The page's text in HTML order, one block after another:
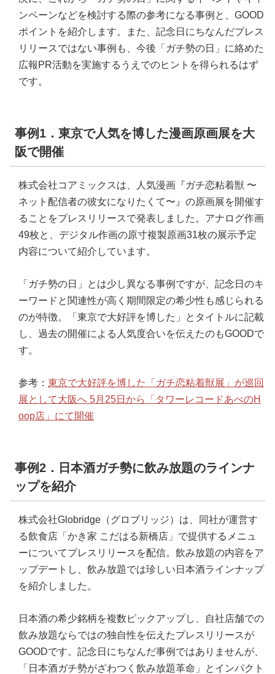
ンペーンなどを検討する際の参考になる事例と、GOOD
ポイントを紹介します。また、記念日にちなんだプレス
リリースではない事例も、今後「ガチ勢の日」に絡めた
広報PR活動を実施するうえでのヒントを得られるはず
です。
事例1．東京で人気を博した漫画原画展を大
阪で開催
株式会社コアミックスは、人気漫画『ガチ恋粘着獣 〜
ネット配信者の彼女になりたくて〜』の原画展を開催す
ることをプレスリリースで発表しました。アナログ作画
49枚と、デジタル作画の原寸複製原画31枚の展示予定
内容について紹介しています。
「ガチ勢の日」とは少し異なる事例ですが、記念日のキ
ーワードと関連性が高く期間限定の希少性も感じられる
のが特徴。「東京で大好評を博した」とタイトルに記載
し、過去の開催による人気度合いを伝えたのもGOODで
す。
参考： 東京で大好評を博した「ガチ恋粘着獣展」が巡回
展として大阪へ 5月25日から「タワーレコードあべのH
oop店」にて開催
事例2．日本酒ガチ勢に飲み放題のラインナ
ップを紹介
株式会社Globridge（グロブリッジ）は、同社が運営す
る飲食店「かき家 こだはる新橋店」で提供するメニュ
ーについてプレスリリースを配信。飲み放題の内容をア
ップデートし、飲み放題では珍しい日本酒ラインナップ
を紹介しました。
日本酒の希少銘柄を複数ピックアップし、自社店舗での
飲み放題ならではの独自性を伝えたプレスリリースが
GOODです。記念日にちなんだ事例ではありませんが、
「日本酒ガチ勢がざわつく飲み放題革命」とインパクト